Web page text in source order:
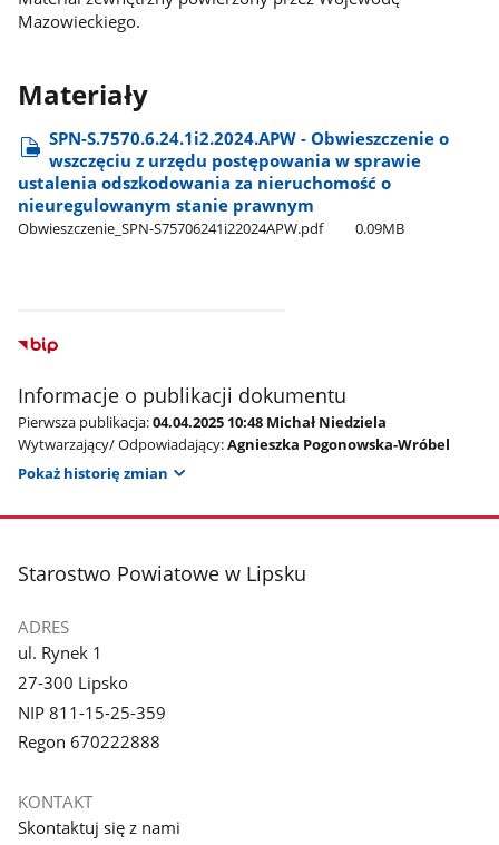
Mazowieckiego.
Materiały
SPN-S.7570.6.24.1i2.2024.APW - Obwieszczenie o
wszczęciu z urzędu postępowania w sprawie
ustalenia odszkodowania za nieruchomość o
nieuregulowanym stanie prawnym
Obwieszczenie​_SPN-S75706241i22024APW.pdf 0.09MB
Informacje o publikacji dokumentu
Pierwsza publikacja:04.04.2025 10:48 Michał Niedziela
Wytwarzający/ Odpowiadający:Agnieszka Pogonowska-Wróbel
Pokaż historię zmian
stopka
Starostwo Powiatowe w Lipsku
ADRES
ul. Rynek 1
27-300 Lipsko
NIP 811-15-25-359
Regon 670222888
KONTAKT
Skontaktuj się z nami